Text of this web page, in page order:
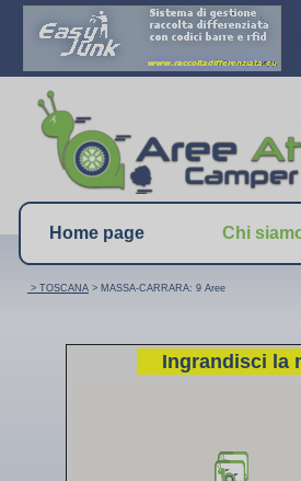
Home page Chi
Ingrandisci la
> TOSCANA > MASSA-CARRARA: 9 Aree